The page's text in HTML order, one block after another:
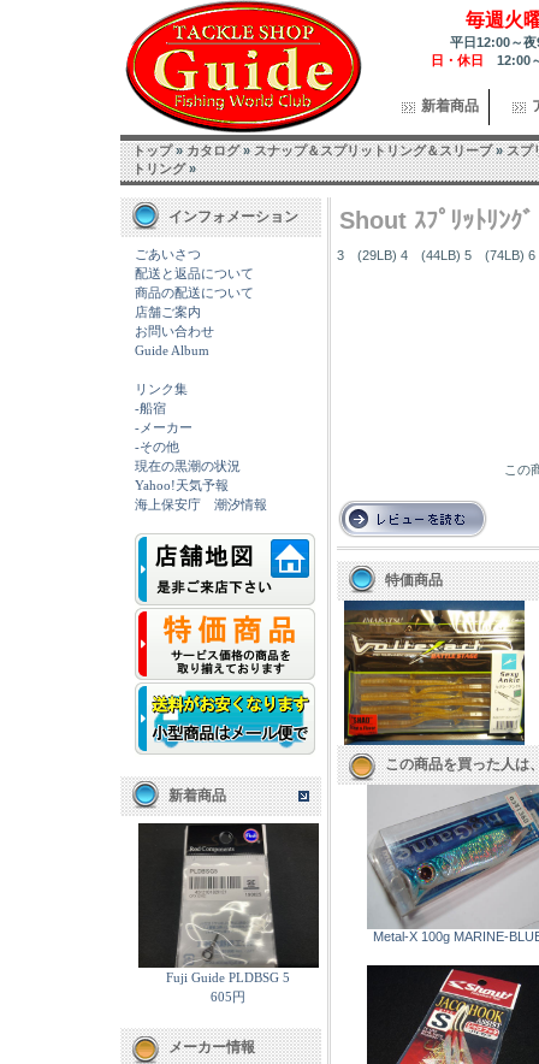
毎週火
平日12:00～
日・休日 12:00
新着商品
トップ»カタログ»スナップ＆スプリットリング＆スリーブ»スプ
トリング»
インフォメーション
ごあいさつ
配送と返品について
商品の配送について
店舗ご案内
お問い合わせ
Guide Album
リンク集
-船宿
-メーカー
-その他
現在の黒潮の状況
Yahoo!天気予報
海上保安庁 潮汐情報
新着商品
Fuji Guide PLDBSG 5
605円
メーカー情報
Shout ｽﾌﾟﾘｯﾄﾘﾝｸ
3 (29LB) 4 (44LB) 5 (74LB)
この
特価商品
この商品を買った人は
Metal-X 100g MARINE-